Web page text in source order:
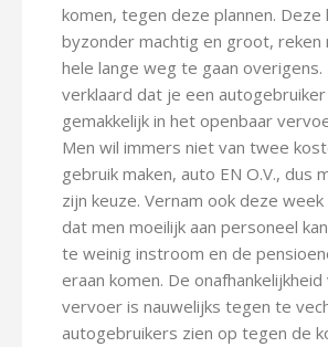
komen, tegen deze plannen. Deze
byzonder machtig en groot, reken
hele lange weg te gaan
verklaard dat je een
gemakkelijk in het openbaar
Men wil immers niet van twee
gebruik maken, auto EN O.V., dus
zijn keuze. Vernam ook deze
dat men moeilijk aan personeel
te weinig instroom en de
eraan komen. De onafhankelijkheid
vervoer is nauwelijks tegen te
autogebruikers zien op tegen de